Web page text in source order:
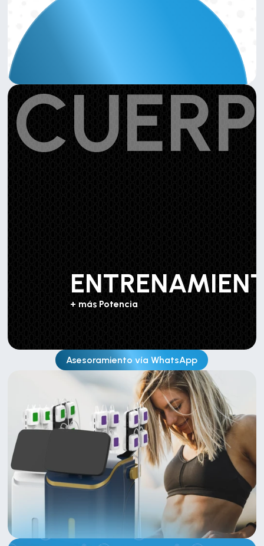
+ más Potencia
Asesoramiento vía WhatsApp